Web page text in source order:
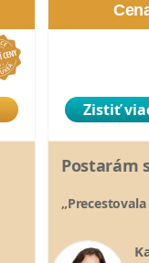
Zistiť
Postarám